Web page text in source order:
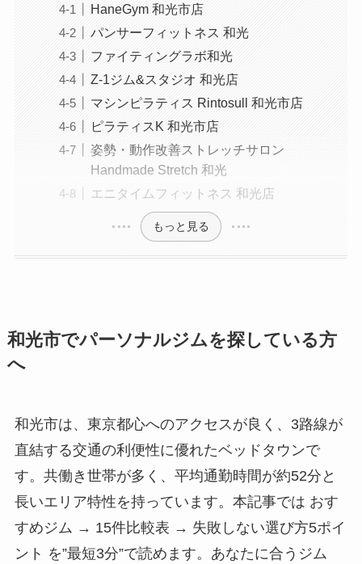
HaneGym 和光市店
パンサーフィットネス 和光
ファイティングラボ和光
Z-1ジム&スタジオ 和光店
マシンピラティス Rintosull 和光市店
ピラティスK 和光市店
姿勢・動作改善ストレッチサロン
Handmade Stretch 和光
エニタイムフィットネス 和光店
もっと見る
和光市でパーソナルジムを探している方
へ
和光市は、東京都心へのアクセスが良く、3路線が
直結する交通の利便性に優れたベッドタウンで
す。共働き世帯が多く、平均通勤時間が約52分と
長いエリア特性を持っています。本記事では おす
すめジム → 15件比較表 → 失敗しない選び方5ポイ
ント を”最短3分”で読めます。あなたに合うジム